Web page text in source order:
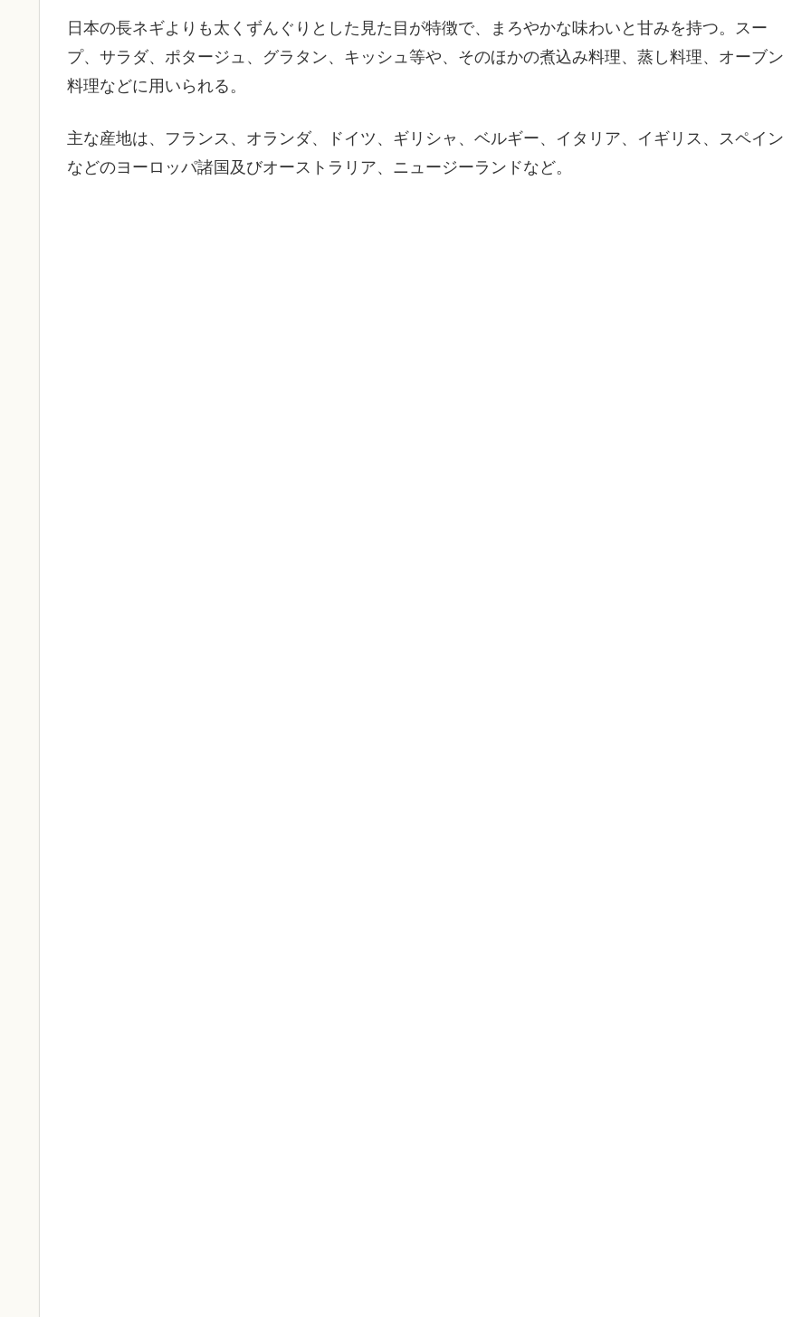
日本の長ネギよりも太くずんぐりとした見た目が特徴で、まろやかな味わいと甘みを持つ。スー
プ、サラダ、ポタージュ、グラタン、キッシュ等や、そのほかの煮込み料理、蒸し料理、オーブン
料理などに用いられる。
主な産地は、フランス、オランダ、ドイツ、ギリシャ、ベルギー、イタリア、イギリス、スペイン
などのヨーロッパ諸国及びオーストラリア、ニュージーランドなど。